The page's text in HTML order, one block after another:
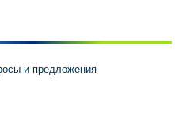
и предложения